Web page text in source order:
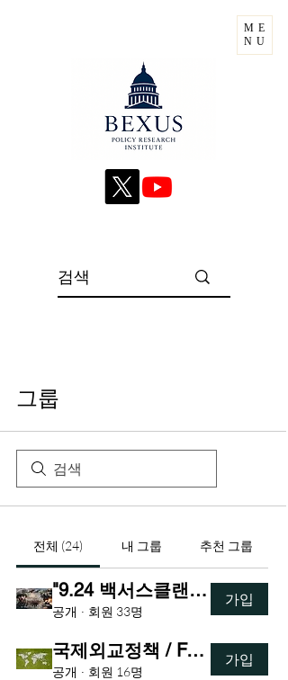
ME
NU
그룹
전체 (24) 내 그룹 추천 그룹
"9.24 백서스클랜 영화 품평회 (K-A 가디언즈)" 품평단
공개 · 회원 33명
가입
국제외교정책 / Foreign Policy
공개 · 회원 16명
가입